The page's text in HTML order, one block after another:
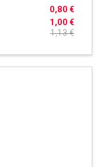
1,00 €
0,80 €
1,13 €